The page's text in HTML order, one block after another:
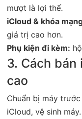
mượt là lợi thế.
iCloud & khóa
giá trị cao hơn.
Phụ kiện đi kèm:
3. Cách bán
cao
Chuẩn bị máy
iCloud, vệ sinh máy.